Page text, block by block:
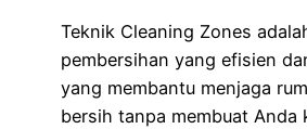
Teknik Cleaning Zones
pembersihan yang efisien
yang membantu menjaga
bersih tanpa membuat Anda